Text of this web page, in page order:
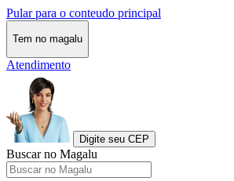
Pular para o conteudo principal
Tem no magalu
Atendimento
Digite seu CEP
Buscar no Magalu